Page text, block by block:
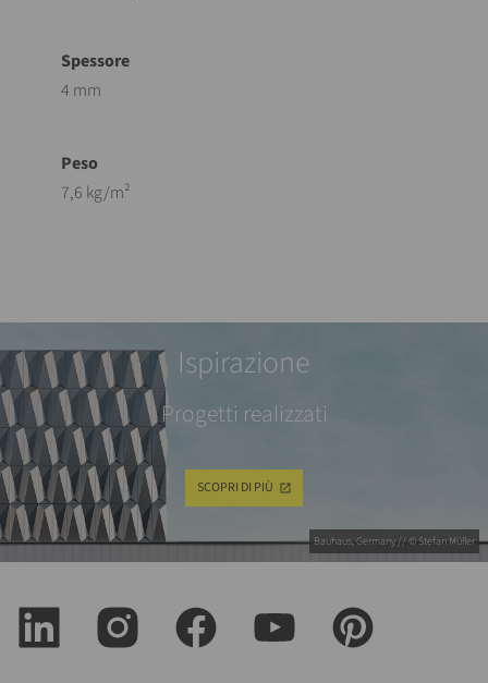
4 mm
7,6 kg/m²
Bauhaus, Germany // © Stefan Müller
Ispirazione
Progetti realizzati
SCOPRI DI PIÙ